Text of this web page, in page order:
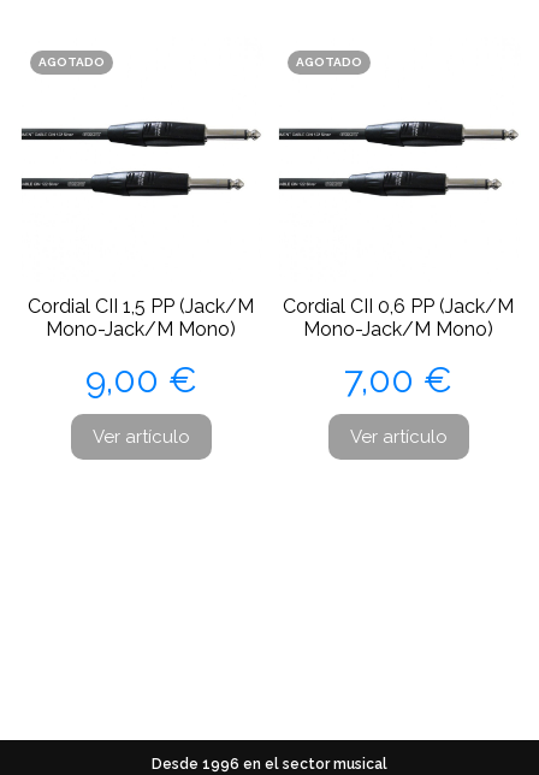
AGOTADO
Cordial CII 1,5 PP (Jack/M
Mono-Jack/M Mono)
Precio
9,00 €
Ver artículo
AGOTADO
Cordial CII 0,6 PP (Jack/M
Mono-Jack/M Mono)
Precio
7,00 €
Ver artículo
Desde 1996 en el sector musical